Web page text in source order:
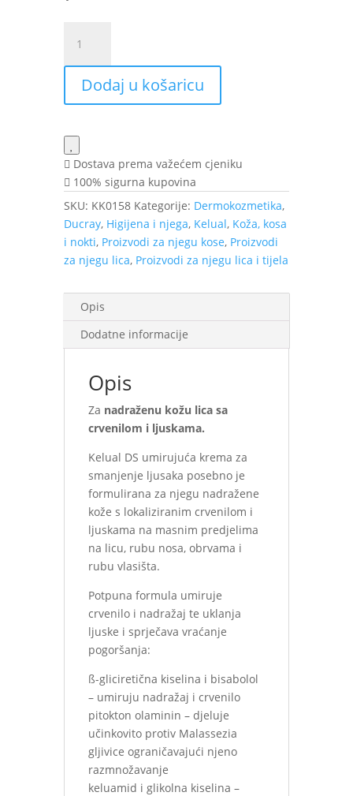
Kelual
DS
krema
za
ljusaka
40
ml
količina
Dodaj u košaricu
Dostava prema važećem cjeniku
100% sigurna kupovina
SKU: KK0158 Kategorije: Dermokozmetika,
Ducray, Higijena i njega, Kelual, Koža, kosa
i nokti, Proizvodi za njegu kose, Proizvodi
za njegu lica, Proizvodi za njegu lica i tijela
Opis
Dodatne informacije
Opis
Za nadraženu kožu lica sa
crvenilom i ljuskama.
Kelual DS umirujuća krema za
smanjenje ljusaka posebno je
formulirana za njegu nadražene
kože s lokaliziranim crvenilom i
ljuskama na masnim predjelima
na licu, rubu nosa, obrvama i
rubu vlasišta.
Potpuna formula umiruje
crvenilo i nadražaj te uklanja
ljuske i sprječava vraćanje
pogoršanja:
ß-gliciretična kiselina i bisabolol
– umiruju nadražaj i crvenilo
pitokton olaminin – djeluje
učinkovito protiv Malassezia
gljivice ograničavajući njeno
razmnožavanje
keluamid i glikolna kiselina –